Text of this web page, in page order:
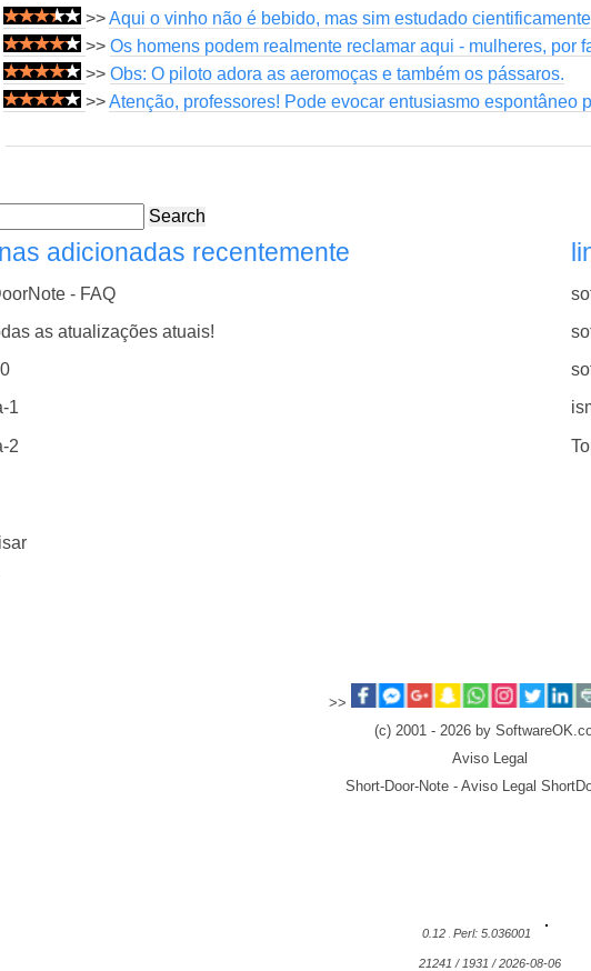
>>Aqui o vinho não é bebido, mas sim estudado
>> Os homens podem realmente reclamar aqui - mulheres, por
>> Obs: O piloto adora as aeromoças e também os pássaros.
>>Atenção, professores! Pode evocar entusiasmo espontâneo
Search
adicionadas recentemente
- FAQ
as atualizações atuais!
1
2
>>
(c) 2001 - 2026 by
Aviso Legal
Short-Door-Note - Aviso Legal
0.12 Perl: 5.036001
21241 / 1931 / 2026-08-06